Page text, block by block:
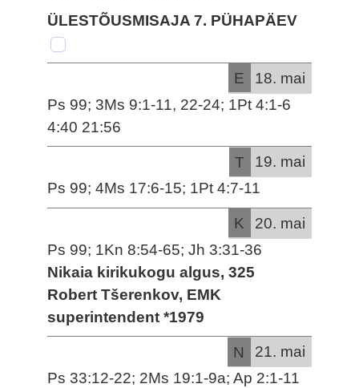
ÜLESTÕUSMISAJA 7. PÜHAPÄEV
E
18. mai
Ps 99; 3Ms 9:1-11, 22-24; 1Pt 4:1-6
4:40 21:56
T
19. mai
Ps 99; 4Ms 17:6-15; 1Pt 4:7-11
K
20. mai
Ps 99; 1Kn 8:54-65; Jh 3:31-36
Nikaia kirikukogu algus, 325
Robert Tšerenkov, EMK
superintendent *1979
N
21. mai
Ps 33:12-22; 2Ms 19:1-9a; Ap 2:1-11